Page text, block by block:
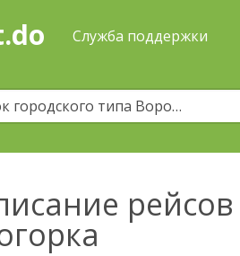
Служба поддержки
рейсов